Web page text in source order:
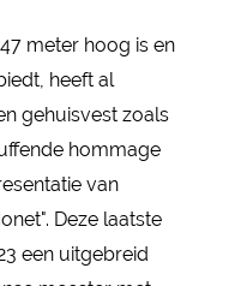
meter hoog is en
heeft al
gehuisvest zoals
hommage
van
Deze laatste
een uitgebreid